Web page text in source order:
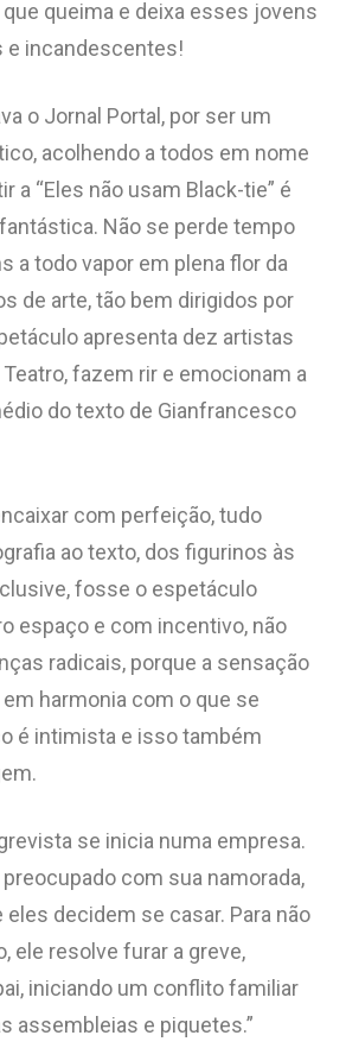
queima e deixa esses jovens
e incandescentes!
o Jornal Portal, por ser um
acolhendo a todos em nome
a “Eles não usam Black-tie” é
Não se perde tempo
a todo vapor em plena flor da
de arte, tão bem dirigidos por
apresenta dez artistas
fazem rir e emocionam a
do texto de Gianfrancesco
com perfeição, tudo
ao texto, dos figurinos às
fosse o espetáculo
espaço e com incentivo, não
radicais, porque a sensação
harmonia com o que se
é intimista e isso também
se inicia numa empresa.
com sua namorada,
eles decidem se casar. Para não
ele resolve furar a greve,
iniciando um conflito familiar
assembleias e piquetes.”